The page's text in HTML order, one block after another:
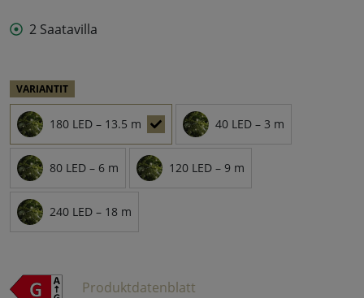
2 Saatavilla
VARIANTIT
180 LED – 13.5 m 40 LED – 3 m
80 LED – 6 m 120 LED – 9 m
240 LED – 18 m
Produktdatenblatt